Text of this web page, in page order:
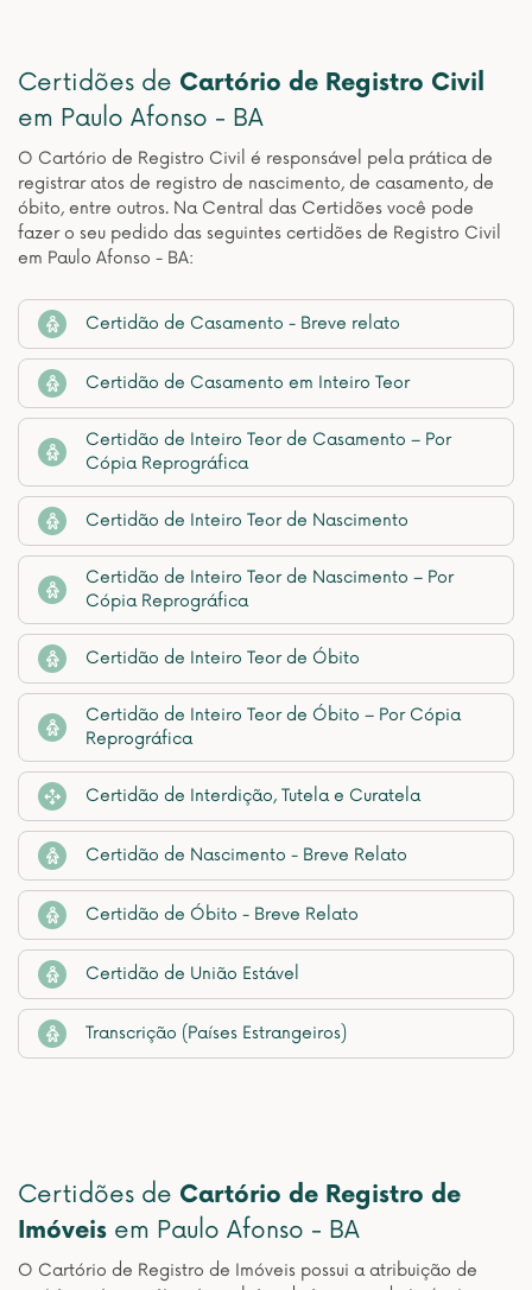
Certidões de Cartório de Registro Civil
em Paulo Afonso - BA
O Cartório de Registro Civil é responsável pela prática de
registrar atos de registro de nascimento, de casamento, de
óbito, entre outros. Na Central das Certidões você pode
fazer o seu pedido das seguintes certidões de Registro Civil
em Paulo Afonso - BA:
Certidão de Casamento - Breve relato
Certidão de Casamento em Inteiro Teor
Certidão de Inteiro Teor de Casamento – Por
Cópia Reprográfica
Certidão de Inteiro Teor de Nascimento
Certidão de Inteiro Teor de Nascimento – Por
Cópia Reprográfica
Certidão de Inteiro Teor de Óbito
Certidão de Inteiro Teor de Óbito – Por Cópia
Reprográfica
Certidão de Interdição, Tutela e Curatela
Certidão de Nascimento - Breve Relato
Certidão de Óbito - Breve Relato
Certidão de União Estável
Transcrição (Países Estrangeiros)
Certidões de Cartório de Registro de
Imóveis em Paulo Afonso - BA
O Cartório de Registro de Imóveis possui a atribuição de